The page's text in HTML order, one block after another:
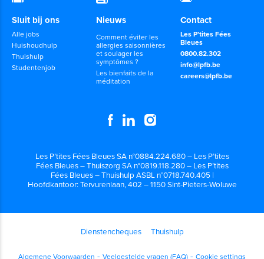
Sluit bij ons
Alle jobs
Huishoudhulp
Thuishulp
Studentenjob
Nieuws
Comment éviter les
allergies saisonnières
et soulager les
symptômes ?
Les bienfaits de la
méditation
Contact
Les P’tites Fées
Bleues
0800.82.302
info@lpfb.be
careers@lpfb.be
Les P’tites Fées Bleues SA n°0884.224.680 – Les P’tites
Fées Bleues – Thuiszorg SA n°0819.118.280 – Les P’tites
Fées Bleues – Thuishulp ASBL n°0718.740.405 |
Hoofdkantoor: Tervurenlaan, 402 – 1150 Sint-Pieters-Woluwe
Dienstencheques Thuishulp
Algemene Voorwaarden Veelgestelde vragen (FAQ) Cookie settings